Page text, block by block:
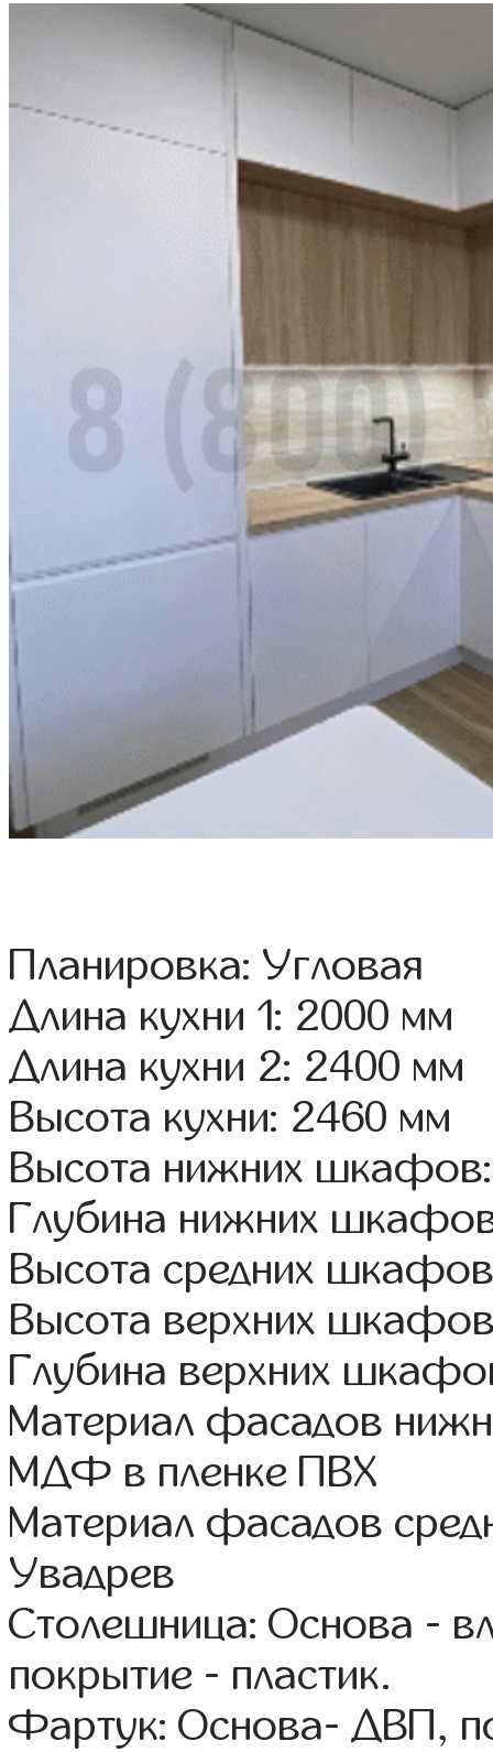
Планировка: Угловая
Длина кухни 1: 2000 мм
Длина кухни 2: 2400 мм
Высота кухни: 2460 мм
Высота нижних
Глубина нижних
Высота средних
Высота верхних
Глубина верхних
Материал фасадов
МДФ в пленке ПВХ
Материал фасадов
Увадрев
Столешница: Основа -
покрытие - пластик.
Фартук: Основа- ДВП,